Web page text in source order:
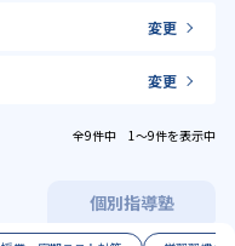
変更
変更
全9件中 1〜9件を表示中
個別指導塾